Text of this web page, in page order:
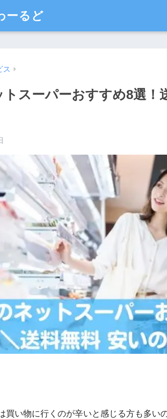
ーるど
ス
トスーパーおすすめ8選！
買い物に行くのが辛いと感じる方も多い